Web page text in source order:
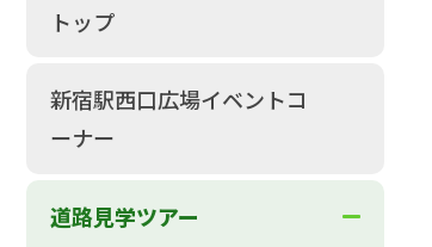
トップ
新宿駅西口広場イベントコ
ーナー
道路見学ツアー